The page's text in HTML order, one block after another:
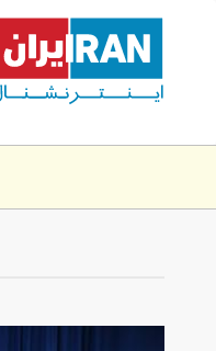
content